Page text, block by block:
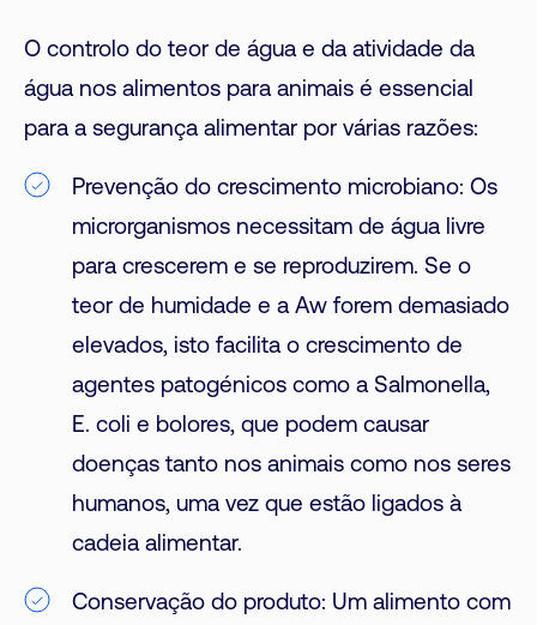
O controlo do teor de água e da atividade da
água nos alimentos para animais é essencial
para a segurança alimentar por várias razões:
Prevenção do crescimento microbiano: Os
microrganismos necessitam de água livre
para crescerem e se reproduzirem. Se o
teor de humidade e a Aw forem demasiado
elevados, isto facilita o crescimento de
agentes patogénicos como a Salmonella,
E. coli e bolores, que podem causar
doenças tanto nos animais como nos seres
humanos, uma vez que estão ligados à
cadeia alimentar.
Conservação do produto: Um alimento com